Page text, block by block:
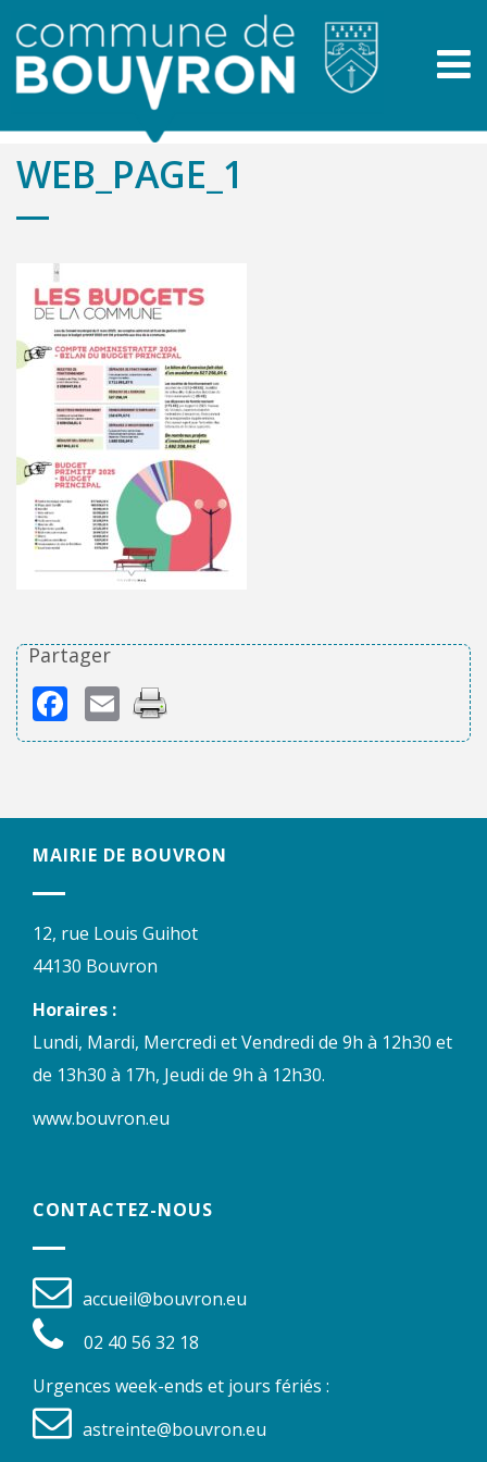
WEB_PAGE_1
Partager
Facebook
Email
MAIRIE DE BOUVRON
12, rue Louis Guihot
44130 Bouvron
Horaires :
Lundi, Mardi, Mercredi et Vendredi de 9h à 12h30 et
de 13h30 à 17h, Jeudi de 9h à 12h30.
www.bouvron.eu
CONTACTEZ-NOUS
accueil@bouvron.eu
02 40 56 32 18
Urgences week-ends et jours fériés :
astreinte@bouvron.eu